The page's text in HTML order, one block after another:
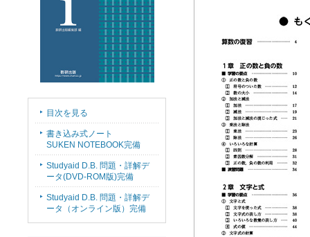
目次を見る
書き込み式ノート
SUKEN NOTEBOOK完備
Studyaid D.B. 問題・詳解デ
ータ(DVD-ROM版)完備
Studyaid D.B. 問題・詳解デ
ータ（オンライン版）完備